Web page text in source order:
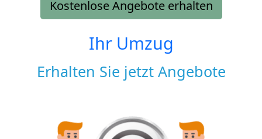
Kostenlose Angebote erhalten
Ihr Umzug
Erhalten Sie jetzt Angebote